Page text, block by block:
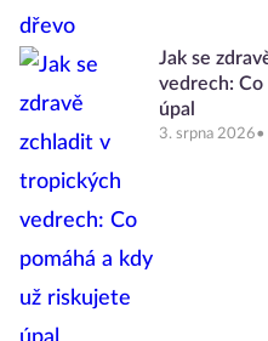
Jak se
vedrech: Co
úpal
3. srpna 2026